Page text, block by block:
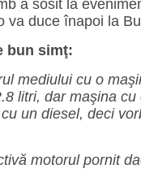
a sosit la
va duce înapoi la
bun simţ:
mediului cu o
litri, dar maşina cu
un diesel, deci
motorul pornit